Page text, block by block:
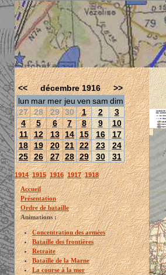
<< décembre 1916
>>
lun mar mer jeu ven sam dim
27 28 29 30 1 2
3
4
5 6 7 8 9
10
11
12 13 14 15 16
17
18 19 20 21 22 23
24
25 26 27 28 29 30 31
1914 1915 1916 1917 1918
Accueil
Présentation
Ordre de bataille
Animations :
Concentration des armées
Bataille des frontières
Retraite
Bataille de la Marne
La course à la mer